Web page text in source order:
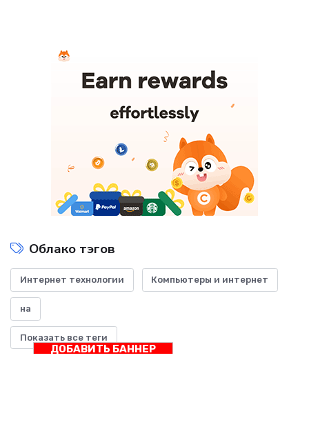
Облако тэгов
Интернет технологии Компьютеры и интернет
на
Показать все теги
ДОБАВИТЬ БАННЕР